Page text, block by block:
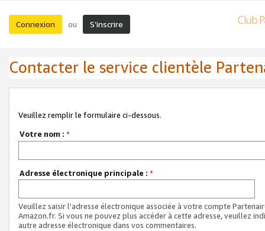
Connexion ou S’inscrire
Contacter le service clientèle
Veuillez remplir le formulaire ci-dessous.
Votre nom : *
Adresse électronique principale : *
Veuillez saisir l'adresse électronique associée à votre compte
Amazon.fr. Si vous ne pouvez plus accéder à cette adresse, veuillez
autre adresse électronique dans vos commentaires.